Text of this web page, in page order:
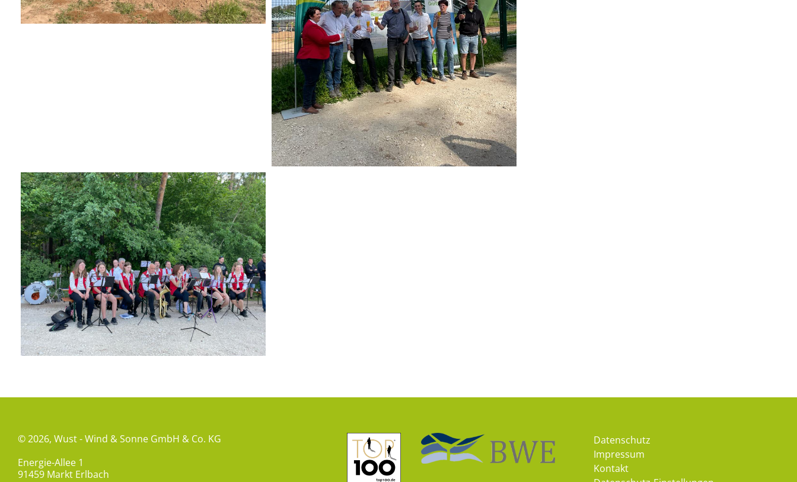
© 2026, Wust - Wind & Sonne GmbH & Co. KG
Energie-Allee 1
91459 Markt Erlbach
Datenschutz
Impressum
Kontakt